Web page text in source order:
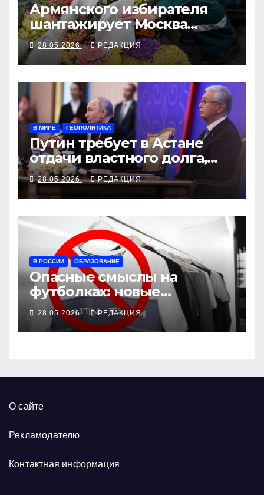
Армянского избирателя
шантажирует Москва
цветами, огурцами и
клубникой
28.05.2026 РЕДАКЦИЯ
В МИРЕ ГЕОПОЛИТИКА
Путин требует в Астане
отдачи властного долга,
Токаев ищет пути манёвра
28.05.2026 РЕДАКЦИЯ
В РОССИИ ОБРАЗОВАНИЕ
Опасные смыслы на
футболках: новые
школьные запреты
28.05.2026 РЕДАКЦИЯ
О сайте
Рекламодателю
Контактная информация